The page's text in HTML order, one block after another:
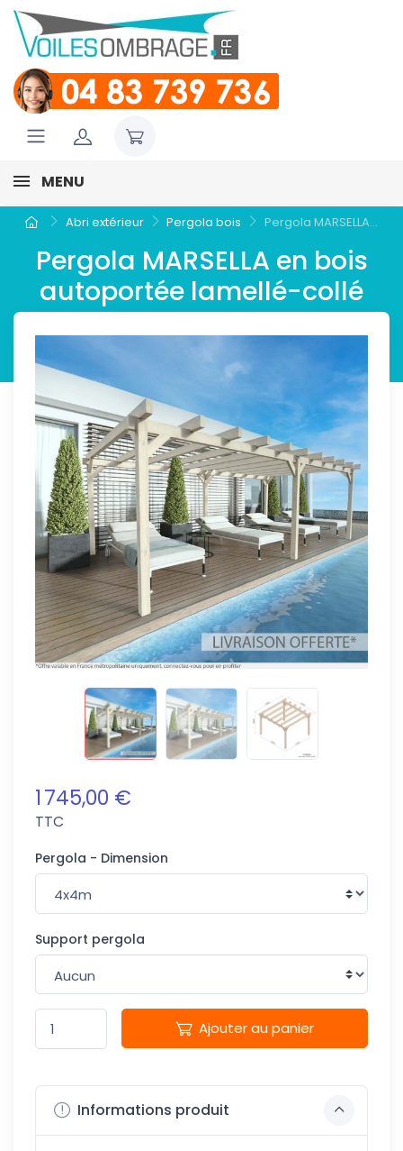
MENU
Abri extérieur Pergola bois Pergola MARSELLA...
Pergola MARSELLA en bois
autoportée lamellé-collé
1 745,00 €
TTC
Pergola - Dimension
Support pergola
Ajouter au panier
Informations produit